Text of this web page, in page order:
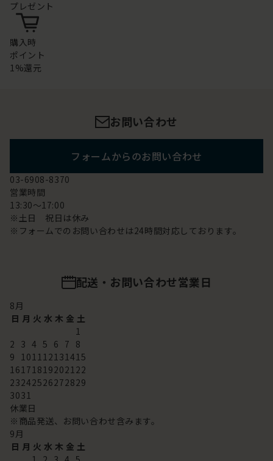
プレゼント
購入時
ポイント
1%還元
お問い合わせ
フォームからのお問い合わせ
03-6908-8370
営業時間
13:30～17:00
※土日 祝日は休み
※フォームでのお問い合わせは24時間対応しております。
配送・お問い合わせ営業日
8月
日 月 火 水 木 金 土
1
2 3 4 5 6 7 8
9 101112131415
16171819202122
23242526272829
3031
休業日
※商品発送、お問い合わせ含みます。
9月
日 月 火 水 木 金 土